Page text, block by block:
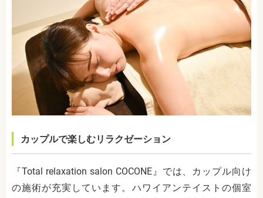
カップルで楽しむリラクゼーション
『Total relaxation salon COCONE』では、カップル向け
の施術が充実しています。ハワイアンテイストの個室